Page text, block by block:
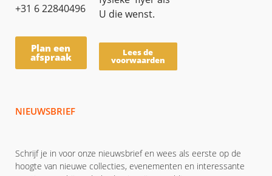
+31 6 22840496
Plan een
afspraak
U die wenst.
Lees de
voorwaarden
NIEUWSBRIEF
Schrijf je in voor onze nieuwsbrief en wees als eerste op de
hoogte van nieuwe collecties, evenementen en interessante